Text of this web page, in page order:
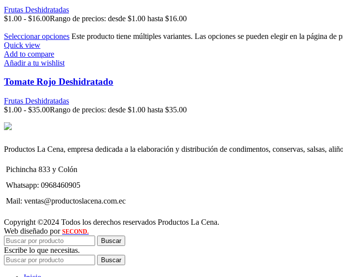
Frutas Deshidratadas
$1.00 - $16.00Rango de precios: desde $1.00 hasta $16.00
Seleccionar opciones Este producto tiene múltiples variantes. Las opciones se pueden elegir en la página de
Quick view
Add to compare
Añadir a tu wishlist
Tomate Rojo Deshidratado
Frutas Deshidratadas
$1.00 - $35.00Rango de precios: desde $1.00 hasta $35.00
Productos La Cena, empresa dedicada a la elaboración y distribución de condimentos, conservas, salsas,
Pichincha 833 y Colón
Whatsapp: 0968460905
Mail: ventas@productoslacena.com.ec
Copyright ©2024 Todos los derechos reservados Productos La Cena.
Web diseñado por SECOND.
Buscar
Escribe lo que necesitas.
Buscar